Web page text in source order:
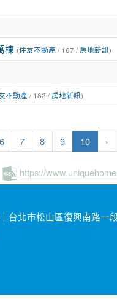
棟 (住友不動產 / 167 / 房地新訊)
不動產 / 182 / 房地新訊)
6 7 8 9 10(current)
›
https://
台北市松山區復興南路一